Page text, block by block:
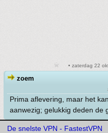
• zaterdag 22
zoem
Prima aflevering, maar het
aanwezig; gelukkig deden de
De snelste VPN - FastestVPN